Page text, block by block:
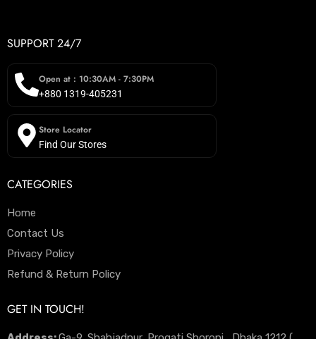
SUPPORT 24/7
Open at : 10:30AM - 7:30PM
+880 1319-405231
Store Locator
Find Our Stores
CATEGORIES
Home
Contact Us
Privacy Policy
Refund & Return Policy
GET IN TOUCH!